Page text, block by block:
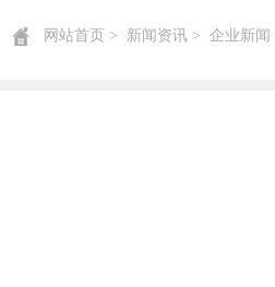
网站首页 > 新闻资讯 > 企业新闻